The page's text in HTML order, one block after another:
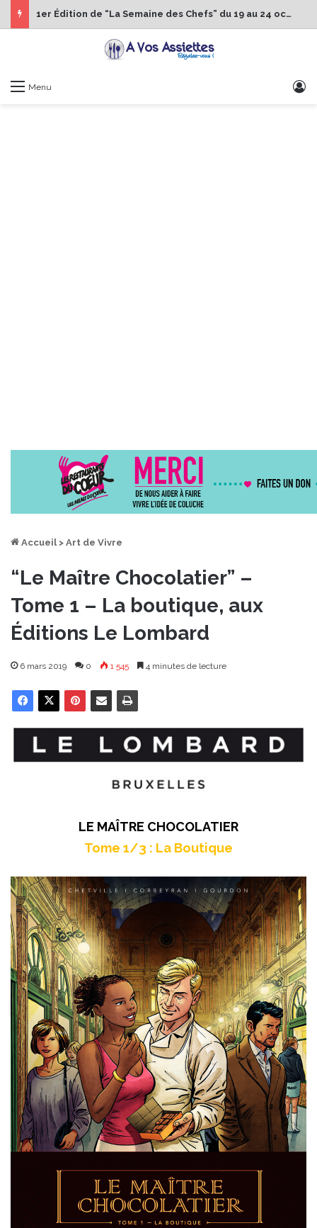
1er Édition de “La Semaine des Chefs” du 19 au 24 octobre 2026
Menu
Accueil > Art de Vivre
“Le Maître Chocolatier” –
Tome 1 – La boutique, aux
Éditions Le Lombard
6 mars 2019 0 1 545 4 minutes de lecture
LE MAÎTRE CHOCOLATIER
Tome 1/3 : La Boutique